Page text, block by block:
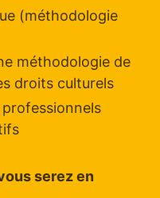
(méthodologie
méthodologie de
droits culturels
serez en